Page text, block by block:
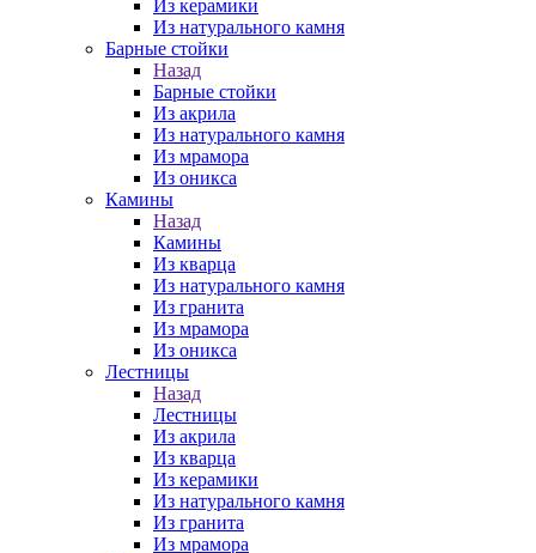
Из керамики
Из натурального камня
Барные стойки
Назад
Барные стойки
Из акрила
Из натурального камня
Из мрамора
Из оникса
Камины
Назад
Камины
Из кварца
Из натурального камня
Из гранита
Из мрамора
Из оникса
Лестницы
Назад
Лестницы
Из акрила
Из кварца
Из керамики
Из натурального камня
Из гранита
Из мрамора